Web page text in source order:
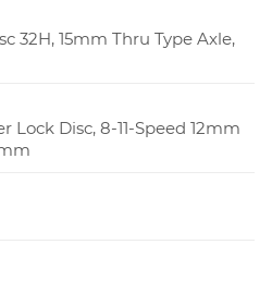
32H, 15mm Thru Type Axle,
Lock Disc, 8-11-Speed 12mm